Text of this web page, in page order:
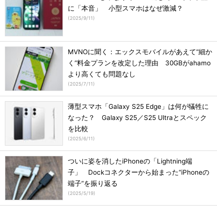
に「本音」 小型スマホはなぜ激減？
(2025/9/11)
MVNOに聞く：エックスモバイルがあえて“細か
く”料金プランを改定した理由 30GBがahamo
より高くても問題なし
(2025/7/11)
薄型スマホ「Galaxy S25 Edge」は何が犠牲に
なった？ Galaxy S25／S25 Ultraとスペック
を比較
(2025/6/11)
ついに姿を消したiPhoneの「Lightning端
子」 Dockコネクターから始まった“iPhoneの
端子”を振り返る
(2025/5/19)